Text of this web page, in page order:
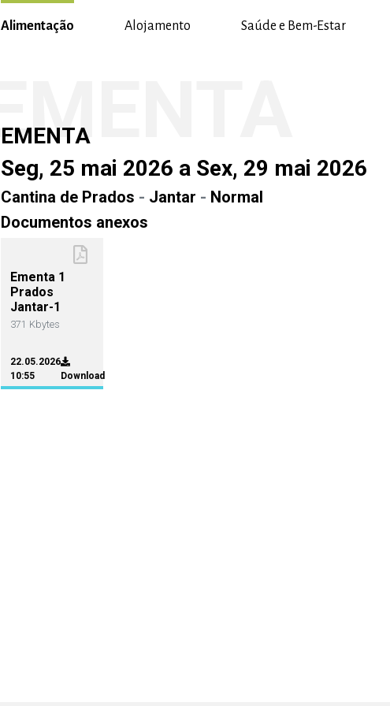
Alimentação Alojamento Saúde e Bem-Estar
EMENTA
EMENTA
Seg, 25 mai 2026 a Sex, 29 mai 2026
Cantina de Prados - Jantar - Normal
Documentos anexos
Ementa 1
Prados
Jantar-1
371 Kbytes
22.05.2026
10:55
Download